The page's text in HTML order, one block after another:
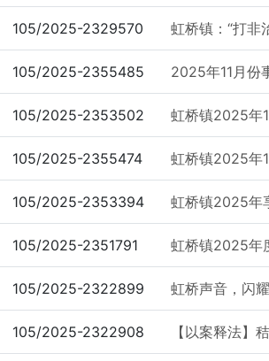
105/2025-2329570 虹桥镇：“打非
105/2025-2355485 2025年11月份
105/2025-2353502 虹桥镇2025年
105/2025-2355474 虹桥镇2025年
105/2025-2353394 虹桥镇2025年
105/2025-2351791 虹桥镇2025年
105/2025-2322899 虹桥声音，闪
105/2025-2322908 【以案释法